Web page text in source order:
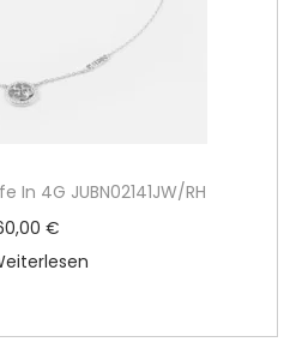
In 4G JUBN02141JW/RH
€